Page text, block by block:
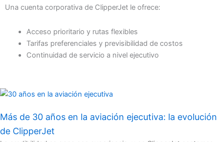
Una cuenta corporativa de ClipperJet le ofrece:
Acceso prioritario y rutas flexibles
Tarifas preferenciales y previsibilidad de costos
Continuidad de servicio a nivel ejecutivo
Más de 30 años en la aviación ejecutiva: la evolución
de ClipperJet